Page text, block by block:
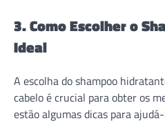
3. Como Escolher o
Ideal
A escolha do shampoo
cabelo é crucial para obter os
estão algumas dicas para